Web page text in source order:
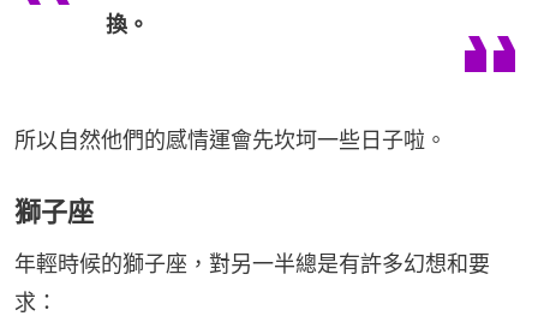
換。
所以自然他們的感情運會先坎坷一些日子啦。
獅子座
年輕時候的獅子座，對另一半總是有許多幻想和要
求：